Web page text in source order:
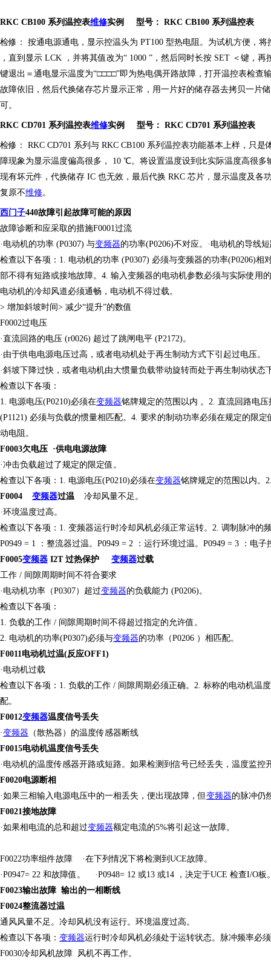
RKC CB100 系列温控表维修实例 型号： RKC CB100 系列温控表
检修： 按通电源通电，显示控温头为 PT100 型热电阻。为试机方便，
，直到显示 LCK ，并将其值改为“ 1000 ”，然后同时长按 SET ＜键，
键退出＝通电显示温度为“□□□□”即为热电偶开路故障，打开温控表检
故障依旧，然后代换储存芯片显示正常，用一片好的储存器去拷贝一片
可。
RKC CD701 系列温控表维修实例 型号： RKC CD701 系列温控表
检修：
RKC CD701 系列与 RKC CB100 系列温控表功能基本上样，只
障现象为显示温度偏高很多， 10 ℃。将设置温度设到比实际温度高很
现有坏元件，代换储存 IC 也无效，最后代换 RKC 芯片，显示温度及
复原不维修。
西门子440故障引起故障可能的原因
故障诊断和应采取的措施F0001过流
·电动机的功率 (P0307) 与变频器的功率(P0206)不对应。·电动机的导线
检查以下各项： 1. 电动机的功率 (P0307) 必须与变频器的功率(P0206)
部不得有短路或接地故障。4. 输入变频器的电动机参数必须与实际使用
电动机的冷却风道必须通畅，电动机不得过载。
> 增加斜坡时间> 减少“提升”的数值
F0002过电压
·直流回路的电压 (r0026) 超过了跳闸电平 (P2172)。
·由于供电电源电压过高，或者电动机处于再生制动方式下引起过电压。
·斜坡下降过快，或者电动机由大惯量负载带动旋转而处于再生制动状态
检查以下各项：
1. 电源电压(P0210)必须在变频器铭牌规定的范围以内 。 2. 直流回路电
(P1121) 必须与负载的惯量相匹配。4. 要求的制动功率必须在规定的限
动电阻。
F0003欠电压 ·供电电源故障
·冲击负载超过了规定的限定值。
检查以下各项： 1. 电源电压(P0210)必须在变频器铭牌规定的范围以内。
F0004
变频器过温
冷却风量不足。
·环境温度过高。
检查以下各项： 1. 变频器运行时冷却风机必须正常运转。2. 调制脉冲的
P0949 = 1 ：整流器过温。P0949 = 2 ：运行环境过温。P0949 = 3 ：电子
F0005变频器 I2T 过热保护 变频器过载
工作 / 间隙周期时间不符合要求
·电动机功率（P0307）超过变频器的负载能力 (P0206)。
检查以下各项：
1. 负载的工作 / 间隙周期时间不得超过指定的允许值。
2. 电动机的功率(P0307)必须与变频器的功率（P0206 ）相匹配。
F0011电动机过温(反应OFF1)
·电动机过载
检查以下各项： 1. 负载的工作 / 间隙周期必须正确。2. 标称的电动机温
配。
F0012变频器温度信号丢失
·变频器 （散热器）的温度传感器断线
F0015电动机温度信号丢失
·电动机的温度传感器开路或短路。如果检测到信号已经丢失，温度监
F0020电源断相
·如果三相输入电源电压中的一相丢失，便出现故障，但变频器的脉冲仍
F0021接地故障
·如果相电流的总和超过变频器额定电流的5%将引起这一故障。
F0022功率组件故障
·在下列情况下将检测到UCE故障。
·P0947= 22 和故障值。
·P0948= 12 或13 或14 ，决定于UCE 检查I/O板
F0023输出故障 输出的一相断线
F0024整流器过温
通风风量不足。冷却风机没有运行。环境温度过高。
检查以下各项： 变频器运行时冷却风机必须处于运转状态。脉冲频率必
F0030冷却风机故障 风机不再工作。